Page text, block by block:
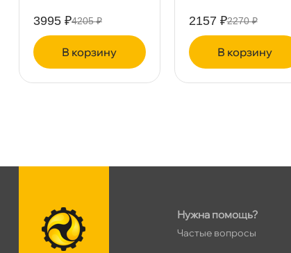
3995 ₽4205 ₽
корзину
2157 ₽2270 ₽
корзину
Ленинский пр. 92 к.1
ПН–ВС10:00 – 21:00
Сегодня, бесплатно
ПН–ВС
Сегодня, бесплатно
Нужна помощь?
Частые вопросы